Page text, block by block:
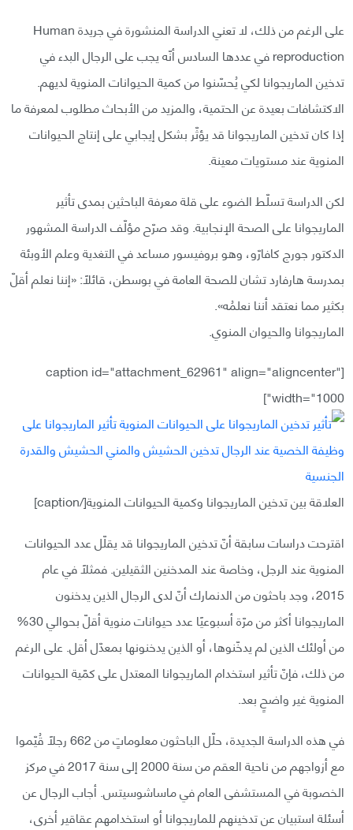
على الرغم من ذلك، لا تعني الدراسة المنشورة في جريدة Human
reproduction في عددها السادس أنّه يجب على الرجال البدء في
تدخين الماريجوانا لكي يُحسّنوا من كمية الحيوانات المنوية لديهم.
الاكتشافات بعيدة عن الحتمية، والمزيد من الأبحاث مطلوب لمعرفة ما
إذا كان تدخين الماريجوانا قد يؤثّر بشكل إيجابي على إنتاج الحيوانات
المنوية عند مستويات معينة.
لكن الدراسة تسلّط الضوء على قلة معرفة الباحثين بمدى تأثير
الماريجوانا على الصحة الإنجابية. وقد صرّح مؤلّف الدراسة المشهور
الدكتور جورج كافارّو، وهو بروفيسور مساعد في التغدية وعلم الأوبئة
بمدرسة هارفارد تشان للصحة العامة في بوسطن، قائلًا: «إننا نعلم أقلّ
بكثير مما نعتقد أننا نعلمُه».
الماريجوانا والحيوان المنوي.
[caption id="attachment_62961" align="aligncenter"
width="1000"]
العلاقة بين تدخين الماريجوانا وكمية الحيوانات المنوية[/caption]
اقترحت دراسات سابقة أنّ تدخين الماريجوانا قد يقلّل عدد الحيوانات
المنوية عند الرجل، وخاصة عند المدخنين الثقيلين. فمثلاً في عام
2015، وجد باحثون من الدنمارك أنّ لدى الرجال الذين يدخنون
الماريجوانا أكثر من مرّة أسبوعيًا عدد حيوانات منوية أقلّ بحوالي 30%
من أولئك الذين لم يدخّنوها، أو الذين يدخنونها بمعدّل أقل. على الرغم
من ذلك، فإنّ تأثير استخدام الماريجوانا المعتدل على كمّية الحيوانات
المنوية غير واضحٍ بعد.
في هذه الدراسة الجديدة، حلّل الباحثون معلوماتٍ من 662 رجلًا قُيّموا
مع أزواجهم من ناحية العقم من سنة 2000 إلى سنة 2017 في مركز
الخصوبة في المستشفى العام في ماساشوسيتس. أجاب الرجال عن
أسئلة استبيان عن تدخينهم للماريجوانا أو استخدامهم عقاقير أخرى،